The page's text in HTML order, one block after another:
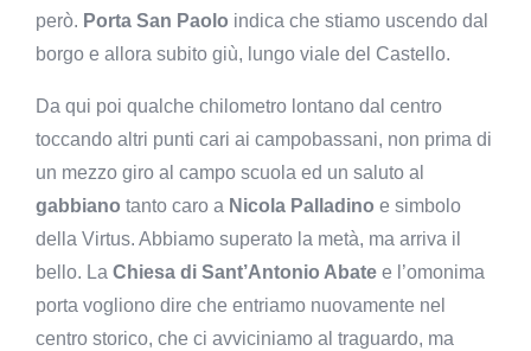
però. Porta San Paolo indica che stiamo uscendo dal
borgo e allora subito giù, lungo viale del Castello.
Da qui poi qualche chilometro lontano dal centro
toccando altri punti cari ai campobassani, non prima di
un mezzo giro al campo scuola ed un saluto al
gabbiano tanto caro a Nicola Palladino e simbolo
della Virtus. Abbiamo superato la metà, ma arriva il
bello. La Chiesa di Sant’Antonio Abate e l’omonima
porta vogliono dire che entriamo nuovamente nel
centro storico, che ci avviciniamo al traguardo, ma